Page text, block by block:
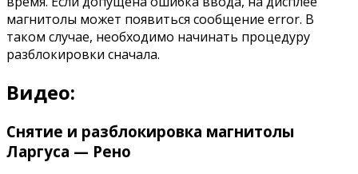
магнитолы может появиться сообщение error. В
таком случае, необходимо начинать процедуру
разблокировки сначала.
Видео:
Снятие и разблокировка магнитолы
Ларгуса — Рено